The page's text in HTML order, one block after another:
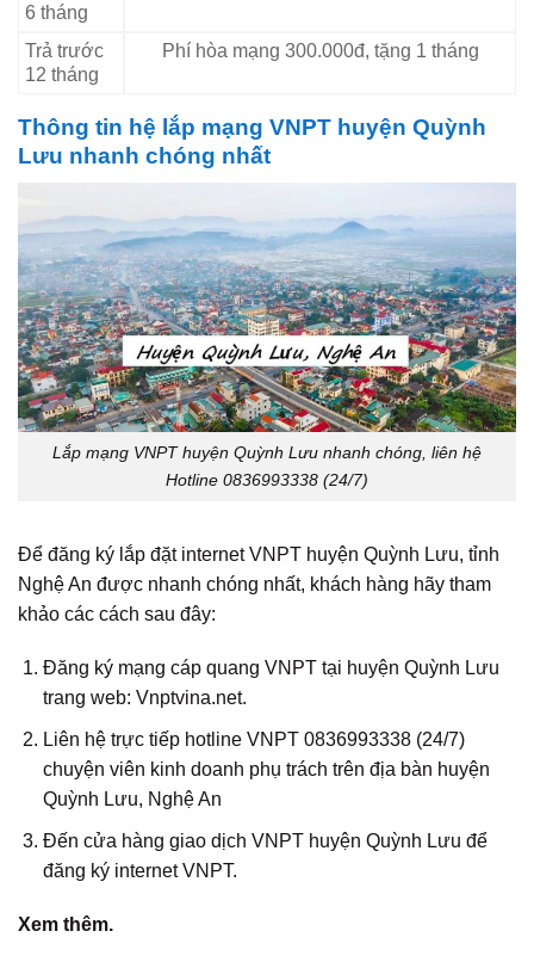
6 tháng
Trả trước
12 tháng
Phí hòa mạng 300.000đ, tặng 1 tháng
Thông tin hệ lắp mạng VNPT huyện Quỳnh
Lưu nhanh chóng nhất
Lắp mạng VNPT huyện Quỳnh Lưu nhanh chóng, liên hệ
Hotline 0836993338 (24/7)
Để đăng ký lắp đặt internet VNPT huyện Quỳnh Lưu, tỉnh
Nghệ An được nhanh chóng nhất, khách hàng hãy tham
khảo các cách sau đây:
Đăng ký mạng cáp quang VNPT tại huyện Quỳnh Lưu
trang web: Vnptvina.net.
Liên hệ trực tiếp hotline VNPT 0836993338 (24/7)
chuyện viên kinh doanh phụ trách trên địa bàn huyện
Quỳnh Lưu, Nghệ An
Đến cửa hàng giao dịch VNPT huyện Quỳnh Lưu để
đăng ký internet VNPT.
Xem thêm.